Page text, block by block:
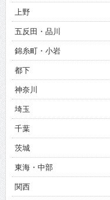
上野
五反田・品川
錦糸町・小岩
都下
神奈川
埼玉
千葉
茨城
東海・中部
関西